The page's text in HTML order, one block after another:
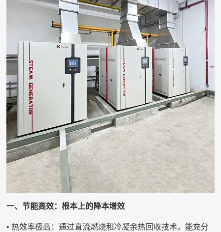
一、节能高效：根本上的降本增效
• 热效率极高：通过直流燃烧和冷凝余热回收技术，能充分